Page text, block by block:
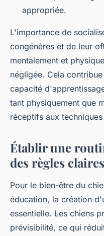
appropriée.
L'importance de
congénères et de leur
mentalement et
négligée. Cela
capacité
tant physiquement que
réceptifs aux
Établir une
des règles claires
Pour le bien-être du
éducation, la création
essentielle. Les chiens
prévisibilité, ce qui